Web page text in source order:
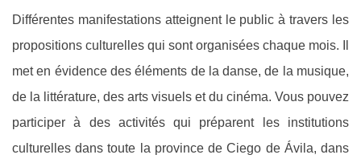
Différentes manifestations atteignent le public à travers les
propositions culturelles qui sont organisées chaque mois. Il
met en évidence des éléments de la danse, de la musique,
de la littérature, des arts visuels et du cinéma. Vous pouvez
participer à des activités qui préparent les institutions
culturelles dans toute la province de Ciego de Ávila, dans